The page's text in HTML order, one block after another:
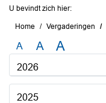
U bevindt zich hier:
Home Vergaderingen
A A A
2026
2025